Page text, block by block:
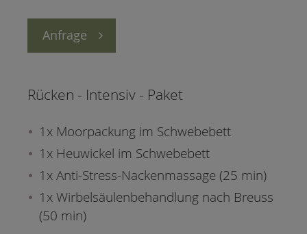
Anfrage
Rücken - Intensiv - Paket
1x Moorpackung im Schwebebett
1x Heuwickel im Schwebebett
1x Anti-Stress-Nackenmassage (25 min)
1x Wirbelsäulenbehandlung nach Breuss
(50 min)